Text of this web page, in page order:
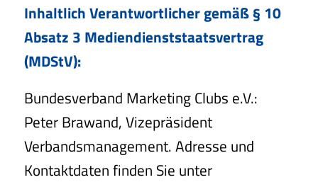
Inhaltlich Verantwortlicher gemäß § 10
Absatz 3 Mediendienststaatsvertrag
(MDStV):
Bundesverband Marketing Clubs e.V.:
Peter Brawand, Vizepräsident
Verbandsmanagement. Adresse und
Kontaktdaten finden Sie unter